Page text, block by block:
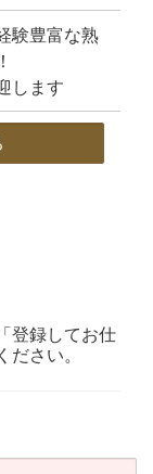
験豊富な熟
します
登録してお仕
さい。